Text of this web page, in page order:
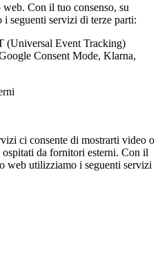
Con il tuo consenso, su
seguenti servizi di terze parti:
(Universal Event Tracking)
Consent Mode, Klarna,
ci consente di mostrarti video o
da fornitori esterni. Con il
web utilizziamo i seguenti servizi